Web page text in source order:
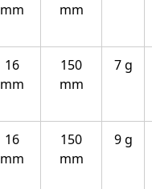
mm
mm
16
mm
150
mm
7 g
16
mm
150
mm
9 g